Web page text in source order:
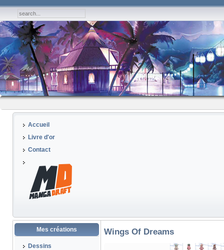
Accueil
Livre d'or
Contact
Mes créations
Dessins
Wings Of Dreams